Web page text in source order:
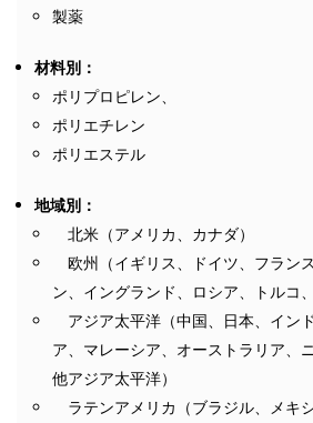
製薬
材料別：
ポリプロピレン、
ポリエチレン
ポリエステル
地域別：
北米（アメリカ、カナダ）
欧州（イギリス、ドイツ、フラン
ン、イングランド、ロシア、トルコ
アジア太平洋（中国、日本、イン
ア、マレーシア、オーストラリア、
他アジア太平洋）
ラテンアメリカ（ブラジル、メキ